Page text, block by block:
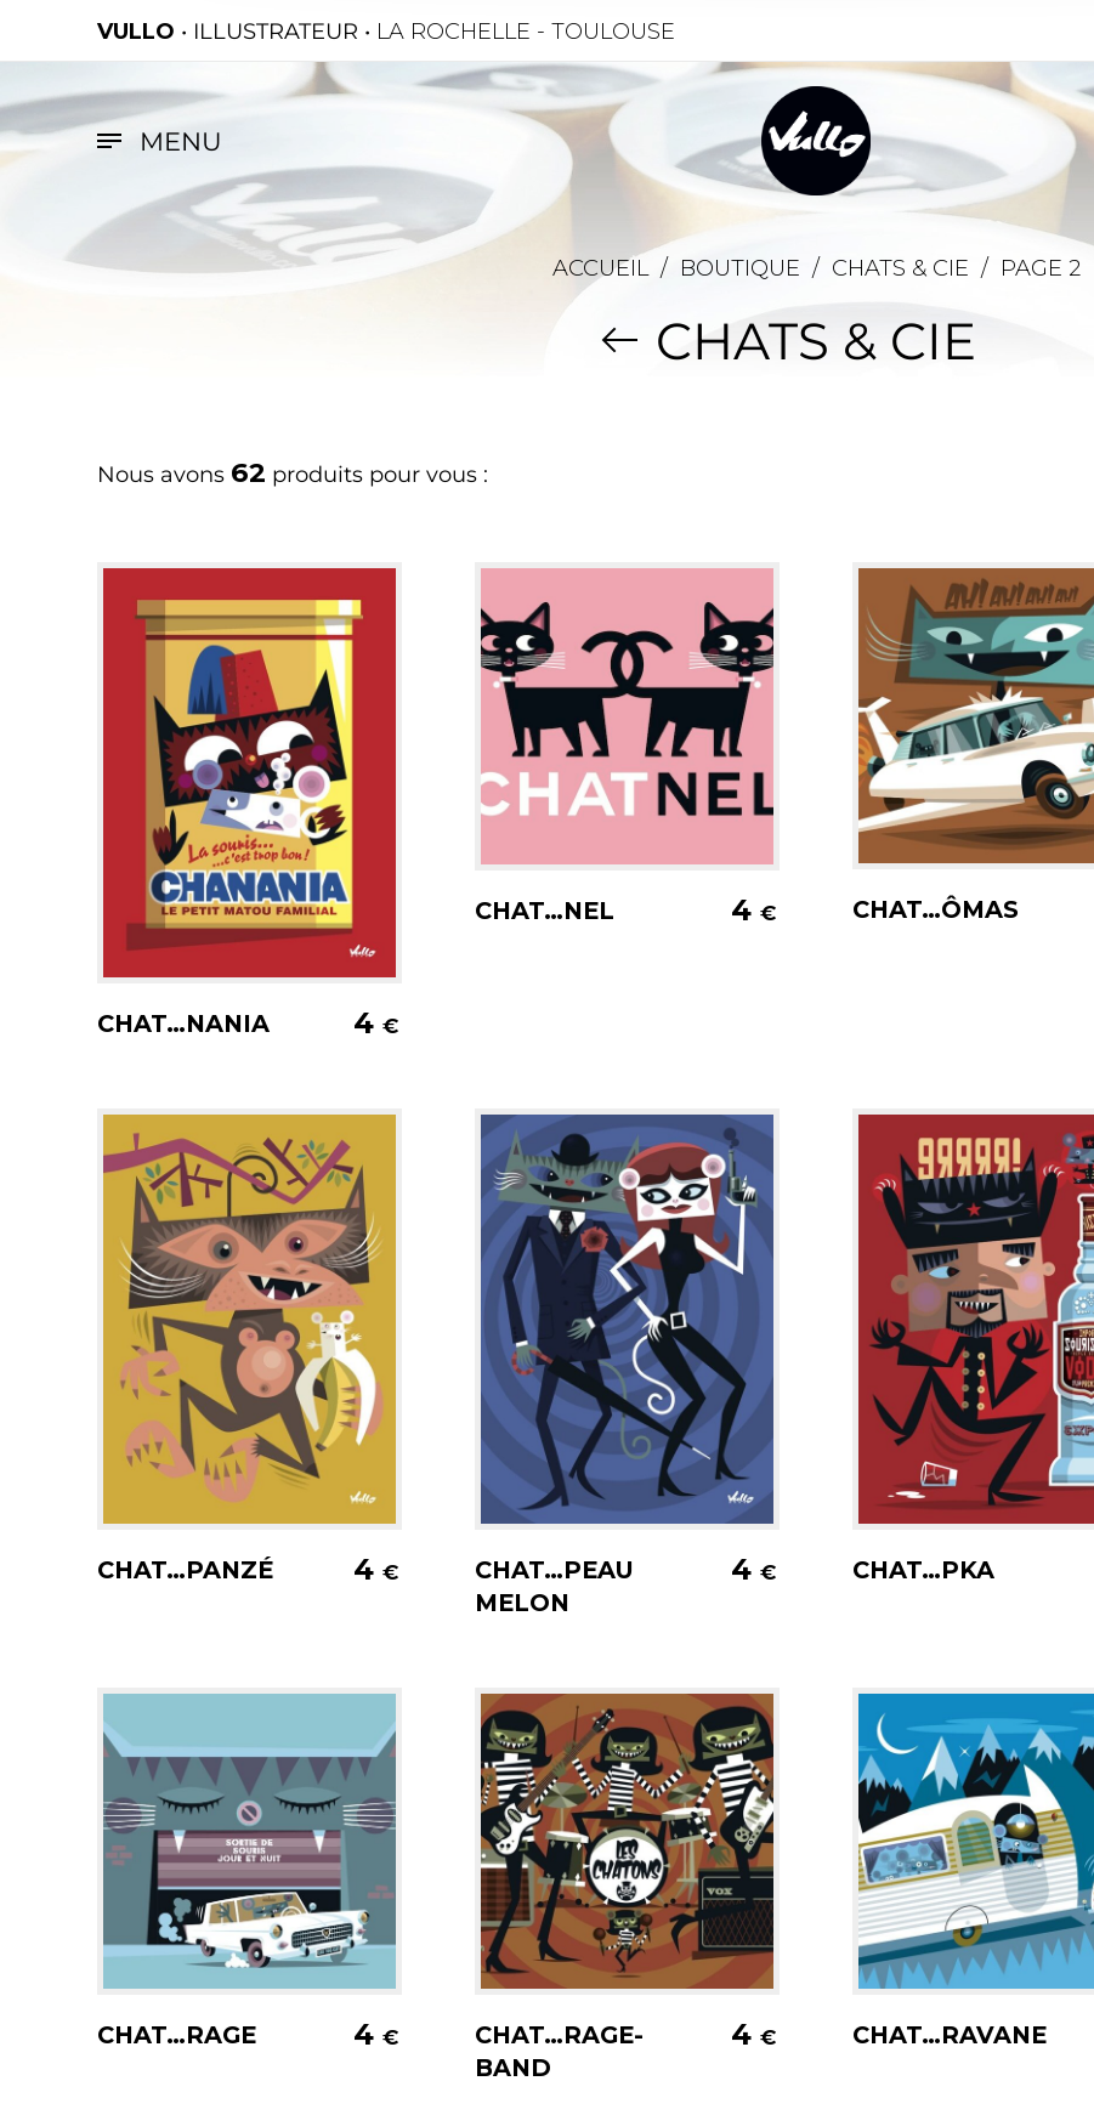
VULLO • ILLUSTRATEUR • LA ROCHELLE - TOULOUSE
MENU
ACCUEIL / BOUTIQUE / CHATS & CIE / PAGE 2
CHATS & CIE
Nous avons 62 produits pour vous :
CHAT…NANIA 4 €
CHAT…NEL 4 €
Ajouter au panier
CHAT…ÔMAS
CHAT…PANZÉ 4 €
CHAT…PEAU
MELON
4 € CHAT…PKA
CHAT…RAGE 4 €
CHAT…RAGE-
BAND
4 € CHAT…RAVANE